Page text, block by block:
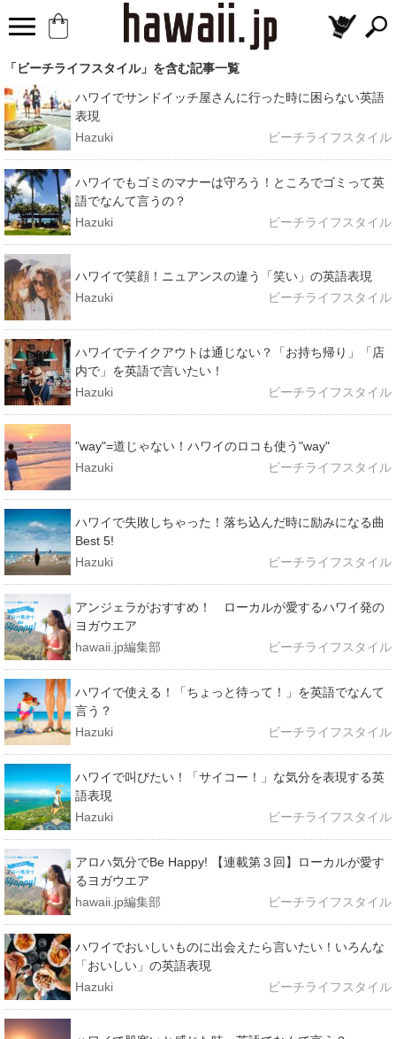
「ビーチライフスタイル」を含む記事一覧
ハワイでサンドイッチ屋さんに行った時に困らない英語
表現
Hazuki
ビーチライフスタイル
ハワイでもゴミのマナーは守ろう！ところでゴミって英
語でなんて言うの？
Hazuki
ビーチライフスタイル
ハワイで笑顔！ニュアンスの違う「笑い」の英語表現
Hazuki
ビーチライフスタイル
ハワイでテイクアウトは通じない？「お持ち帰り」「店
内で」を英語で言いたい！
Hazuki
ビーチライフスタイル
"way"=道じゃない！ハワイのロコも使う"way"
Hazuki
ビーチライフスタイル
ハワイで失敗しちゃった！落ち込んだ時に励みになる曲
Best 5!
Hazuki
ビーチライフスタイル
アンジェラがおすすめ！ ローカルが愛するハワイ発の
ヨガウエア
hawaii.jp編集部
ビーチライフスタイル
ハワイで使える！「ちょっと待って！」を英語でなんて
言う？
Hazuki
ビーチライフスタイル
ハワイで叫びたい！「サイコー！」な気分を表現する英
語表現
Hazuki
ビーチライフスタイル
アロハ気分でBe Happy! 【連載第３回】ローカルが愛す
るヨガウエア
hawaii.jp編集部
ビーチライフスタイル
ハワイでおいしいものに出会えたら言いたい！いろんな
「おいしい」の英語表現
Hazuki
ビーチライフスタイル